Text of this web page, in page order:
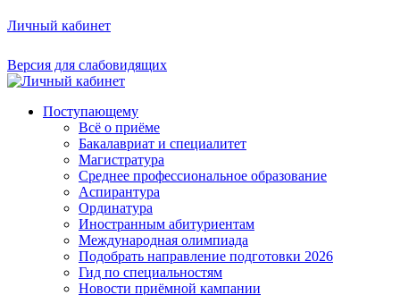
Личный кабинет
Версия для слабовидящих
Поступающему
Всё о приёме
Бакалавриат и специалитет
Магистратура
Среднее профессиональное образование
Аспирантура
Ординатура
Иностранным абитуриентам
Международная олимпиада
Подобрать направление подготовки 2026
Гид по специальностям
Новости приёмной кампании